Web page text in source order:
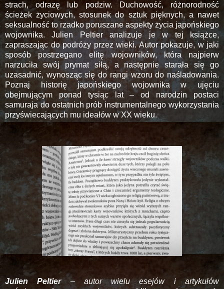
strach, odrazę lub podziw. Duchowość, różnorodność
ścieżek życiowych, stosunek do sztuk pięknych, a nawet
seksualność to rzadko poruszane aspekty życia japońskiego
wojownika. Julien Peltier analizuje je w tej książce,
zapraszając do podróży przez wieki. Autor pokazuje, w jaki
sposób postrzegano elitę wojowników, która najpierw
narzuciła swój prymat siłą, a następnie starała się go
uzasadnić, wynosząc się do rangi wzoru do naśladowania.
Poznaj historię japońskiego wojownika w ujęciu
obejmującym ponad tysiąc lat – od narodzin postaci
samuraja do ostatnich prób instrumentalnego wykorzystania
przyświecających mu ideałów w XX wieku.
Julien Peltier– autor wielu esejów i artykułów